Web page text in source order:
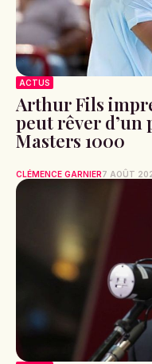
ACTUS
Arthur Fils
peut rêver
Masters 1000
CLÉMENCE GARNIER7 AOÛT